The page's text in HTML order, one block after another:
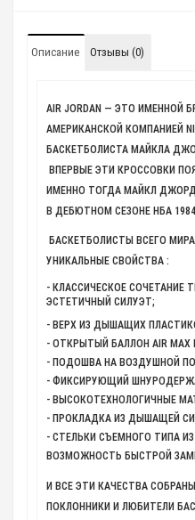
Описание Отзывы (0)
AIR JORDAN — ЭТО ИМЕННОЙ
АМЕРИКАНСКОЙ КОМПАНИЕЙ
БАСКЕТБОЛИСТА МАЙКЛА
ВПЕРВЫЕ ЭТИ КРОССОВКИ
ИМЕННО ТОГДА МАЙКЛ
В ДЕБЮТНОМ СЕЗОНЕ НБА
БАСКЕТБОЛИСТЫ ВСЕГО
УНИКАЛЬНЫЕ СВОЙСТВА :
- КЛАССИЧЕСКОЕ СОЧЕТАНИЕ
ЭСТЕТИЧНЫЙ СИЛУЭТ;
- ВЕРХ ИЗ ДЫШАЩИХ
- ОТКРЫТЫЙ БАЛЛОН AIR
- ПОДОШВА НА ВОЗДУШНОЙ
- ФИКСИРУЮЩИЙ
- ВЫСОКОТЕХНОЛОГИЧНЫЕ
- ПРОКЛАДКА ИЗ ДЫШАЩЕЙ
- СТЕЛЬКИ СЪЕМНОГО ТИПА
ВОЗМОЖНОСТЬ БЫСТРОЙ
И ВСЕ ЭТИ КАЧЕСТВА
ПОКЛОННИКИ И ЛЮБИТЕЛИ